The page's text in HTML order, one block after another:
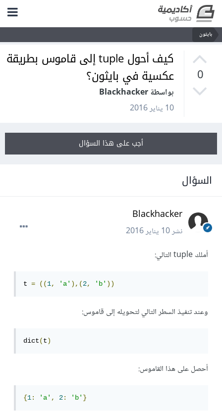
بايثون
0
كيف أحول tuple إلى قاموس بطريقة
عكسية في بايثون؟
بواسطة Blackhacker
10 يناير 2016
أجب على هذا السؤال
السؤال
Blackhacker
نشر10 يناير 2016
أملك tuple التالي:
t = ((1, 'a'),(2, 'b'))
وعند تنفيذ السطر التالي لتحويله إلى قاموس:
dict(t)
أحصل على هذا القاموس:
{1: 'a', 2: 'b'}